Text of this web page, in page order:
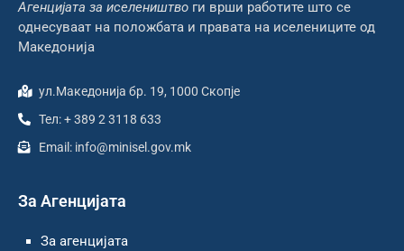
Агенцијата за иселеништво ги врши работите што се
однесуваат на положбата и правата на иселениците од
Македонија
ул.Македонија бр. 19, 1000 Скопје
Тел: + 389 2 3118 633
Email: info@minisel.gov.mk
За Агенцијата
За агенцијата